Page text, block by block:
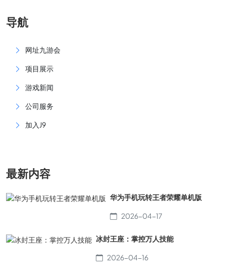
导航
网址九游会
项目展示
游戏新闻
公司服务
加入J9
最新内容
华为手机玩转王者荣耀单机版
2026-04-17
冰封王座：掌控万人技能
2026-04-16